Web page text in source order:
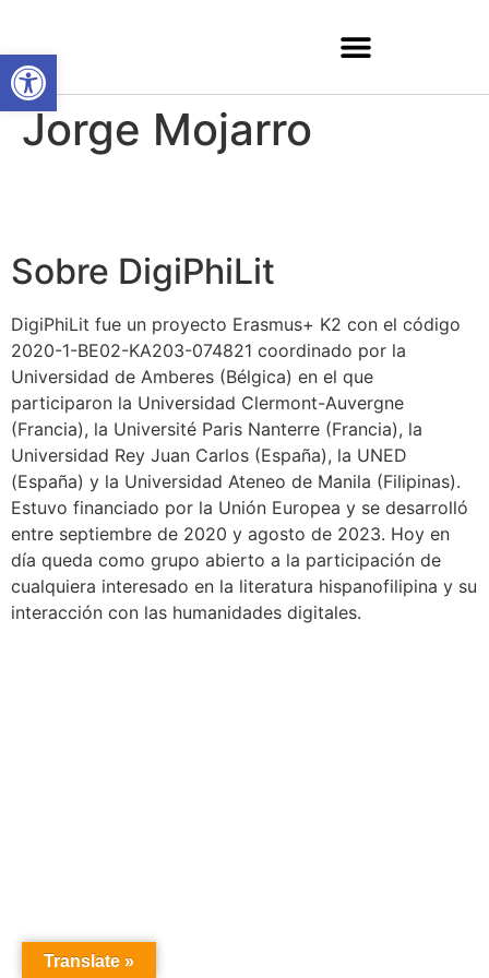
Jorge Mojarro
Sobre DigiPhiLit
DigiPhiLit fue un proyecto Erasmus+ K2 con el código
2020-1-BE02-KA203-074821 coordinado por la
Universidad de Amberes (Bélgica) en el que
participaron la Universidad Clermont-Auvergne
(Francia), la Université Paris Nanterre (Francia), la
Universidad Rey Juan Carlos (España), la UNED
(España) y la Universidad Ateneo de Manila (Filipinas).
Estuvo financiado por la Unión Europea y se desarrolló
entre septiembre de 2020 y agosto de 2023. Hoy en
día queda como grupo abierto a la participación de
cualquiera interesado en la literatura hispanofilipina y su
interacción con las humanidades digitales.
Translate »
Abrir barra de herramientas